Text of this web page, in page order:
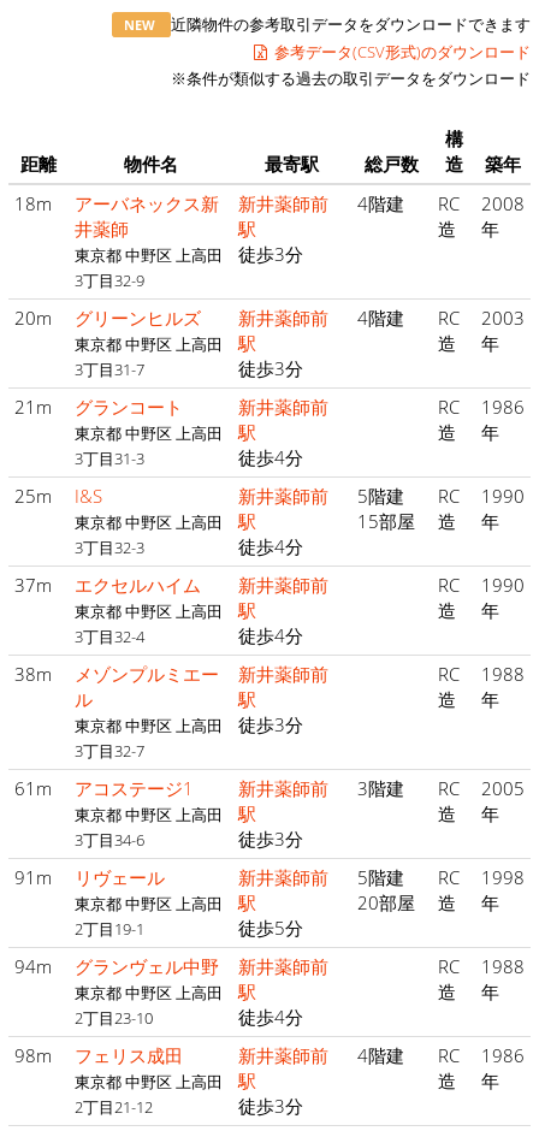
NEW
近隣物件の参考取引データをダウンロードできます
参考データ(CSV形式)のダウンロード
※条件が類似する過去の取引データをダウンロード
距離 物件名 最寄駅 総戸数
構
造
築年
18m
アーバネックス新
井薬師
東京都 中野区 上高田
3丁目32-9
新井薬師前
駅
徒歩3分
4階建
RC
造
2008
年
20m グリーンヒルズ
東京都 中野区 上高田
3丁目31-7
新井薬師前
駅
徒歩3分
4階建
RC
造
2003
年
21m グランコート
東京都 中野区 上高田
3丁目31-3
新井薬師前
駅
徒歩4分
RC
造
1986
年
25m I&S
東京都 中野区 上高田
3丁目32-3
新井薬師前
駅
徒歩4分
5階建
15部屋
RC
造
1990
年
37m エクセルハイム
東京都 中野区 上高田
3丁目32-4
新井薬師前
駅
徒歩4分
RC
造
1990
年
38m
メゾンプルミエー
ル
東京都 中野区 上高田
3丁目32-7
新井薬師前
駅
徒歩3分
RC
造
1988
年
61m アコステージ1
東京都 中野区 上高田
3丁目34-6
新井薬師前
駅
徒歩3分
3階建
RC
造
2005
年
91m リヴェール
東京都 中野区 上高田
2丁目19-1
新井薬師前
駅
徒歩5分
5階建
20部屋
RC
造
1998
年
94m グランヴェル中野
東京都 中野区 上高田
2丁目23-10
新井薬師前
駅
徒歩4分
RC
造
1988
年
98m フェリス成田
東京都 中野区 上高田
2丁目21-12
新井薬師前
駅
徒歩3分
4階建
RC
造
1986
年